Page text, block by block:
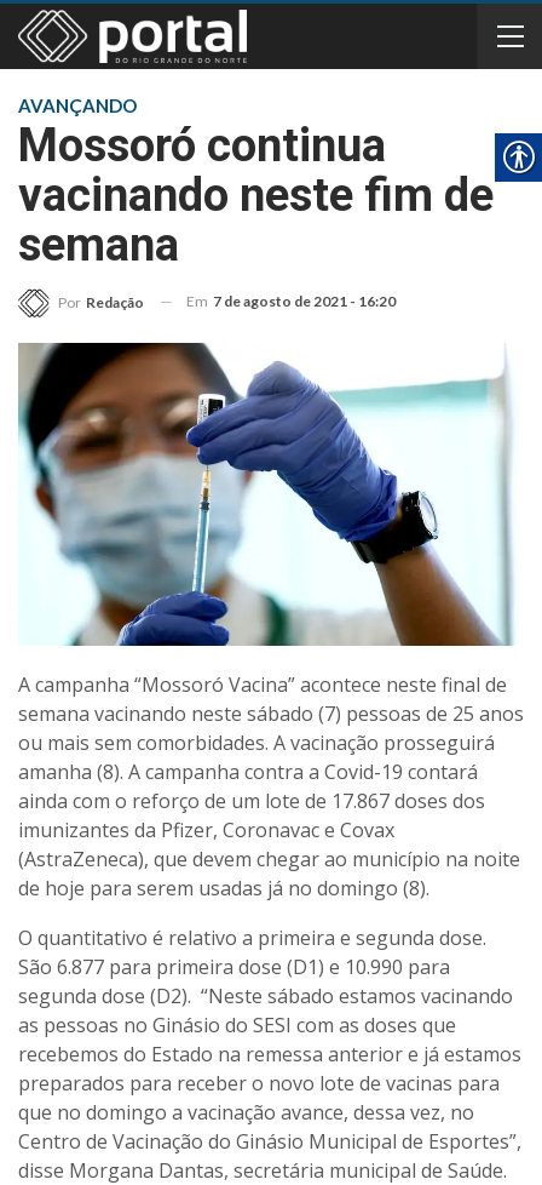
AVANÇANDO
Mossoró continua
vacinando neste fim de
semana
Por Redação Em 7 de agosto de 2021 - 16:20
A campanha “Mossoró Vacina” acontece neste final de
semana vacinando neste sábado (7) pessoas de 25 anos
ou mais sem comorbidades. A vacinação prosseguirá
amanha (8). A campanha contra a Covid-19 contará
ainda com o reforço de um lote de 17.867 doses dos
imunizantes da Pfizer, Coronavac e Covax
(AstraZeneca), que devem chegar ao município na noite
de hoje para serem usadas já no domingo (8).
O quantitativo é relativo a primeira e segunda dose.
São 6.877 para primeira dose (D1) e 10.990 para
segunda dose (D2). “Neste sábado estamos vacinando
as pessoas no Ginásio do SESI com as doses que
recebemos do Estado na remessa anterior e já estamos
preparados para receber o novo lote de vacinas para
que no domingo a vacinação avance, dessa vez, no
Centro de Vacinação do Ginásio Municipal de Esportes”,
disse Morgana Dantas, secretária municipal de Saúde.